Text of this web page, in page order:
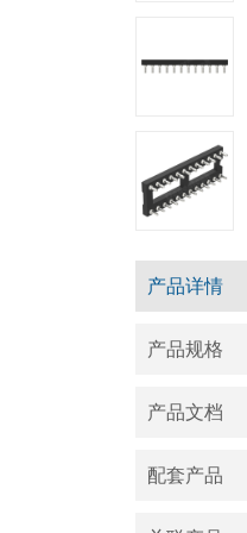
产品详情
产品规格
产品文档
配套产品